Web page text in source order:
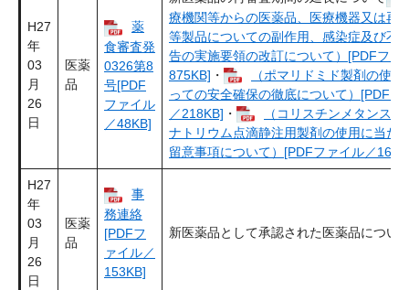
H27
年
03
月
26
日
医薬
品
薬
食審査発
0326第8
号[PDF
ファイル
／48KB]
療機関等からの医薬品、医療機器又は再
等製品についての副作用、感染症及び不
告の実施要領の改訂について）[PDFファ
875KB] ・
（ポマリドミド製剤の使用
っての安全確保の徹底について）[PDFフ
／218KB] ・
（コリスチンメタンスル
ナトリウム点滴静注用製剤の使用に当た
留意事項について）[PDFファイル／
H27
年
03
月
26
日
医薬
品
事
務連絡
[PDFフ
ァイル／
153KB]
新医薬品として承認された医薬品につい